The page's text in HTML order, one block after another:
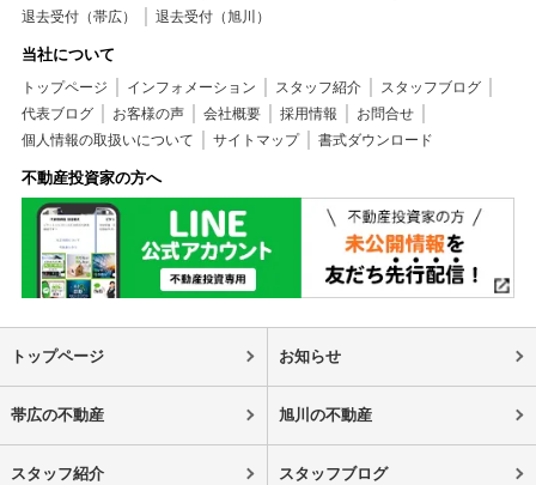
退去受付（帯広）
退去受付（旭川）
当社について
トップページ インフォメーション スタッフ紹介
スタッフブログ
代表ブログ
お客様の声 会社概要 採用情報
お問合せ
個人情報の取扱いについて
サイトマップ 書式ダウンロード
不動産投資家の方へ
トップページ お知らせ
帯広の不動産 旭川の不動産
スタッフ紹介 スタッフブログ